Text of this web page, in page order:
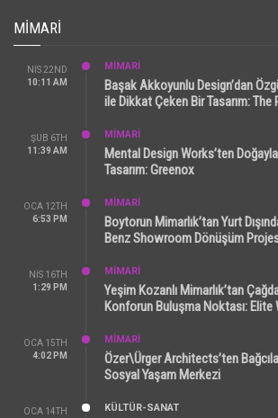
MIMARI
NIS 22ND
10:11 AM
MİMARİ
Başak Akkoyunlu Design’dan
ile Dikkat Çeken Bir Tasarım: The
ŞUB 6TH
11:39 AM
MİMARİ
Mental Design Works’ten
Tasarım: Greenox
OCA 12TH
6:53 PM
MİMARİ
Boytorun Mimarlık’tan Yurt
Benz Showroom Dönüşüm
NIS 16TH
1:29 PM
MİMARİ
Yeşim Kozanlı Mimarlık’tan
Konforun Buluşma Noktası: Elite
OCA 15TH
4:02 PM
MİMARİ
Özer\Ürger Architects’ten
Sosyal Yaşam Merkezi
OCA 14TH
KÜLTÜR-SANAT